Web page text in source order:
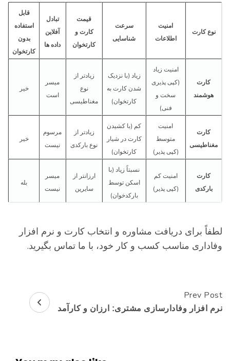
نوع کارت
امنیت
اطلاعات
سرعت
شناسایی
قیمت
کارت و
کارتخوان
تبادل
آفلاین
داده ها
قابل
استفاده
بدون
کارتخوان
کارت
هوشمند
امنیت زیاد
(کپی پذیری
سخت و
فنی)
زیاد (با نزدیک
شدن کارت به
کارتخوان)
زیادتر از
مغناطیسی
میسر
است
کارت
مغناطیسی
امنیت
متوسط
(کپی پذیر)
کم (با کشیدن
کارت در شیار
کارتخوان)
زیادتر از
نوع بارکدی
مرسوم
نیست
کارت
بارکدی
امنیت کم
(کپی پذیر)
نسبتاً زیاد (با
اسکن توسط
بارکدخوان)
ارزانتر از
سایرین
میسر
نیست
برای دریافت مشاوره و انتخاب کارت و نرم افزار
مناسب کسب و کار خود، با ما تماس بگیرید.
Prev
افزار وفادارسازی مشتری: ارزان و کارآمد